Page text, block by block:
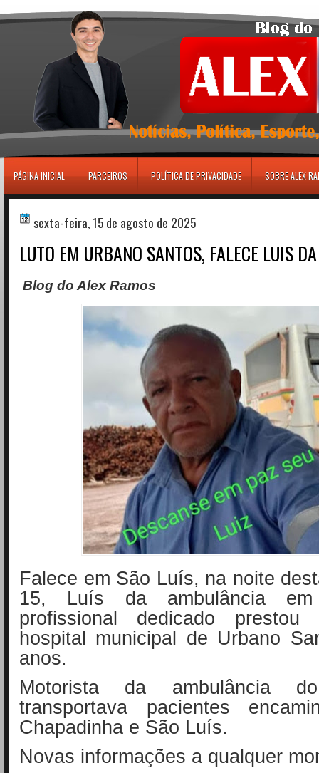
PÁGINA INICIAL PARCEIROS POLÍTICA DE PRIVACIDADE SOBRE ALEX
sexta-feira, 15 de agosto de 2025
LUTO EM URBANO SANTOS, FALECE LUIS
Blog do Alex Ramos
Falece em São Luís, na noite
15, Luís da ambulância
profissional dedicado prestou
hospital municipal de Urbano
anos.
Motorista da ambulância
transportava pacientes
Chapadinha e São Luís.
Novas informações a qualquer